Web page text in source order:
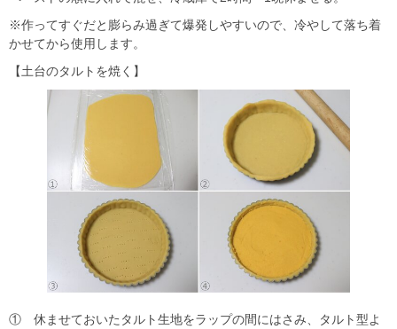
※作ってすぐだと膨らみ過ぎて爆発しやすいので、冷やして落ち着
かせてから使用します。
【土台のタルトを焼く】
① 休ませておいたタルト生地をラップの間にはさみ、タルト型よ